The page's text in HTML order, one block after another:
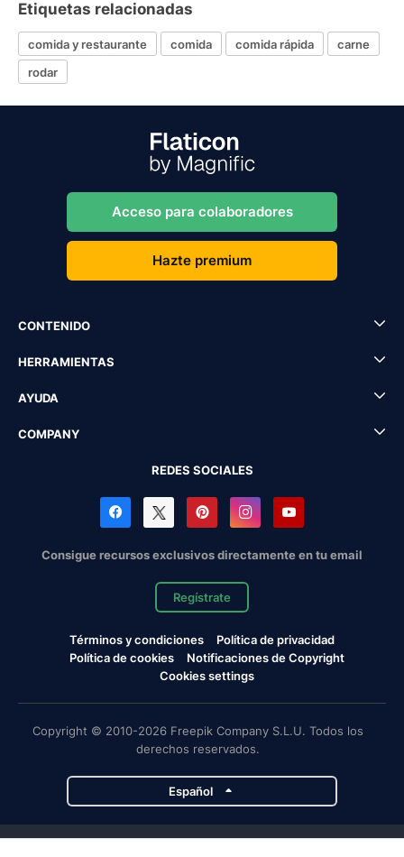
Etiquetas relacionadas
comida y restaurante comida comida rápida
carne
rodar
Acceso para colaboradores
Hazte premium
CONTENIDO
HERRAMIENTAS
AYUDA
COMPANY
REDES SOCIALES
Consigue recursos exclusivos directamente en tu email
Regístrate
Términos y condiciones
Política de privacidad
Política de cookies
Notificaciones de Copyright
Cookies settings
Copyright © 2010-2026 Freepik Company S.L.U. Todos los
derechos reservados.
Español